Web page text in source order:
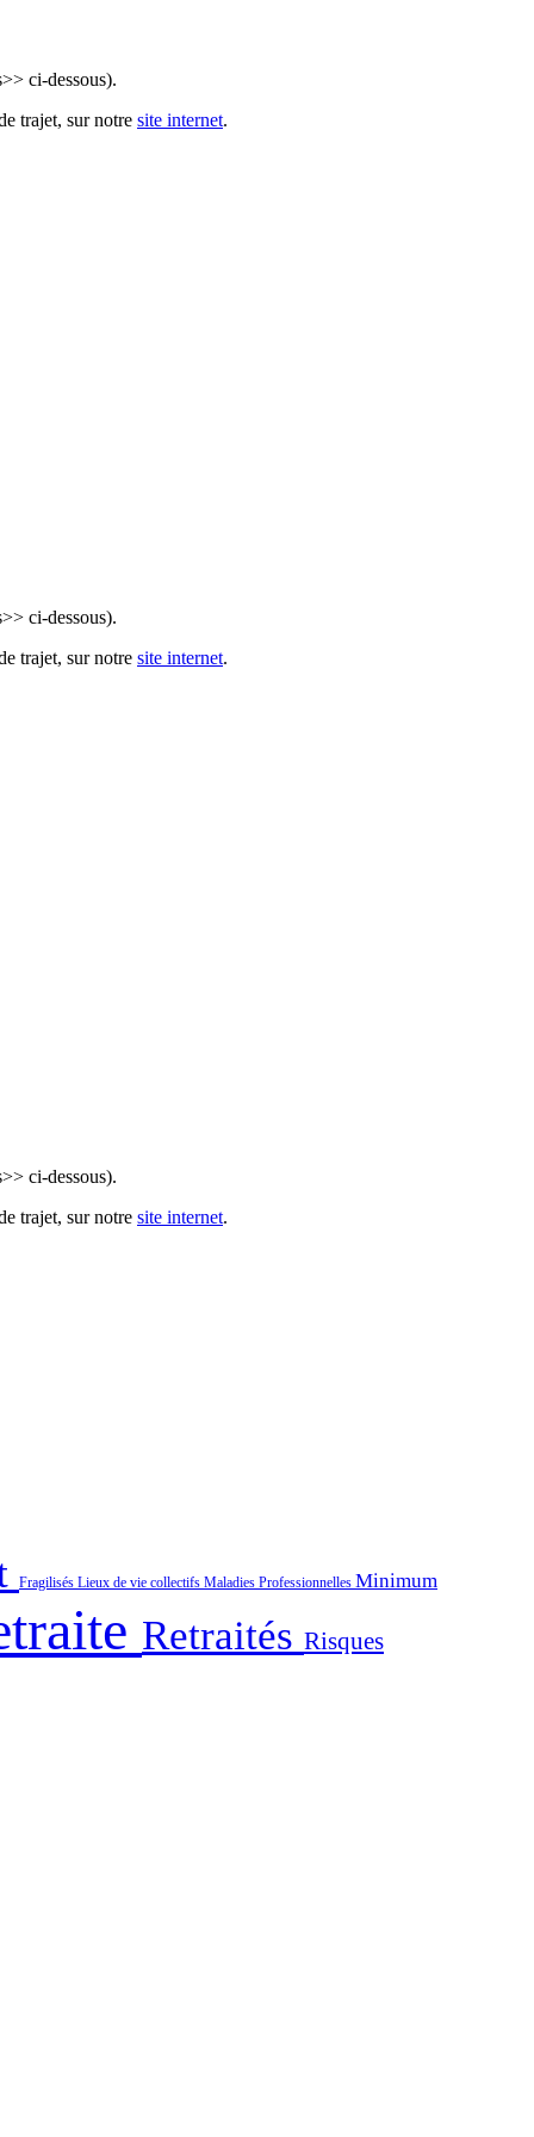
ci-dessous).
trajet, sur notre site internet.
ci-dessous).
trajet, sur notre site internet.
ci-dessous).
trajet, sur notre site internet.
Fragilisés Lieux de vie collectifs Maladies Professionnelles Minimum
Retraités Risques